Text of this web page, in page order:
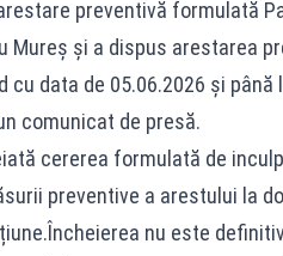
preventivă formulată
Mureș și a dispus arestarea
cu data de 05.06.2026 și până
comunicat de presă.
cererea formulată de
preventive a arestului la
nu este